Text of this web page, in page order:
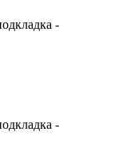
-
-